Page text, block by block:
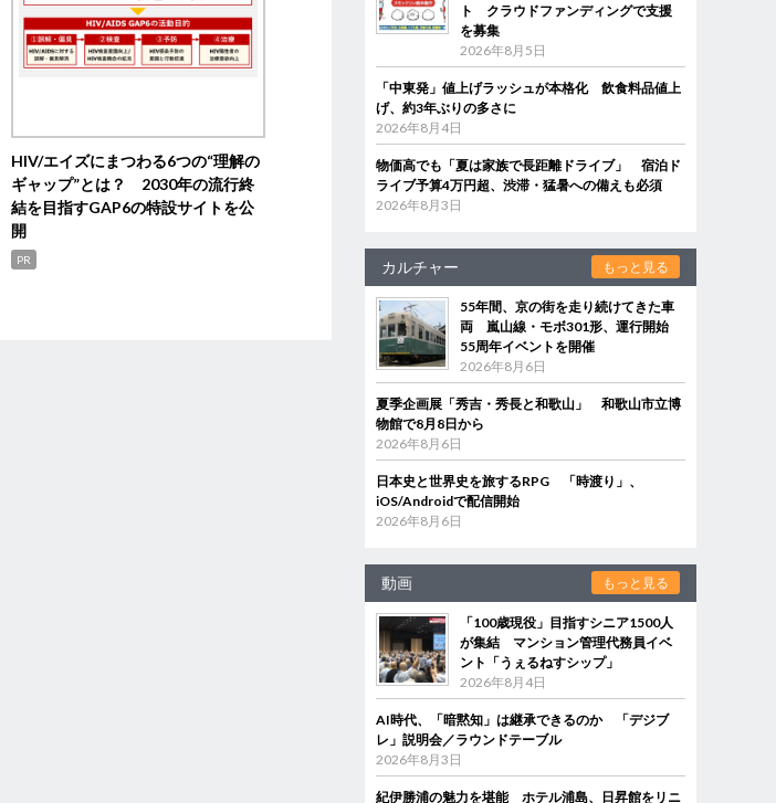
HIV/エイズにまつわる6つの“理解の
ギャップ”とは？ 2030年の流行終
結を目指すGAP6の特設サイトを公
開
PR
ト クラウドファンディングで支援
を募集
2026年8月5日
「中東発」値上げラッシュが本格化 飲食料品値上
げ、約3年ぶりの多さに
2026年8月4日
物価高でも「夏は家族で長距離ドライブ」 宿泊ド
ライブ予算4万円超、渋滞・猛暑への備えも必須
2026年8月3日
カルチャー もっと見る
55年間、京の街を走り続けてきた車
両 嵐山線・モボ301形、運行開始
55周年イベントを開催
2026年8月6日
夏季企画展「秀吉・秀長と和歌山」 和歌山市立博
物館で8月8日から
2026年8月6日
日本史と世界史を旅するRPG 「時渡り」、
iOS/Androidで配信開始
2026年8月6日
動画 もっと見る
「100歳現役」目指すシニア1500人
が集結 マンション管理代務員イベ
ント「うぇるねすシップ」
2026年8月4日
AI時代、「暗黙知」は継承できるのか 「デジブ
レ」説明会／ラウンドテーブル
2026年8月3日
紀伊勝浦の魅力を堪能 ホテル浦島、日昇館をリニ